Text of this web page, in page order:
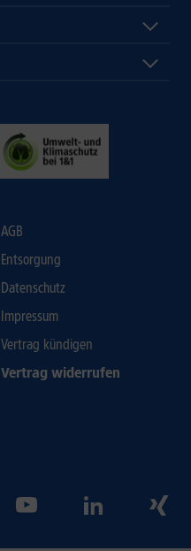
AGB
Entsorgung
Datenschutz
Impressum
Vertrag kündigen
Vertrag widerrufen